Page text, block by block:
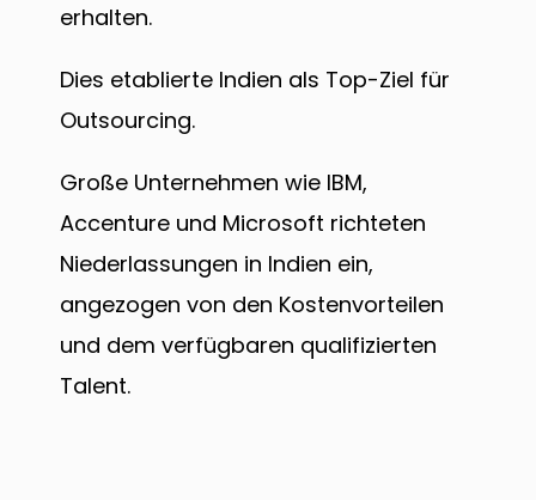
erhalten.
Dies etablierte Indien als Top-Ziel für
Outsourcing.
Große Unternehmen wie IBM,
Accenture und Microsoft richteten
Niederlassungen in Indien ein,
angezogen von den Kostenvorteilen
und dem verfügbaren qualifizierten
Talent.